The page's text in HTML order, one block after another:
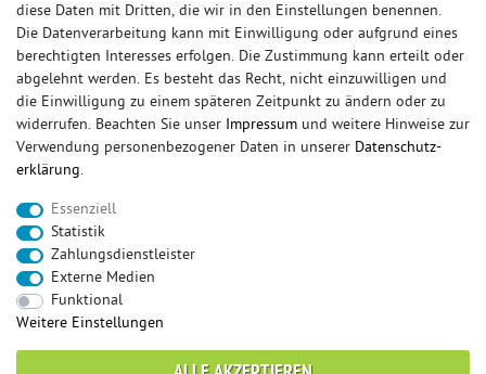
© Copyright 2026 Sportauspuff-Store.de - Alle Rechte vorbehalten.
Preisangaben inkl. gesetzlicher MwSt. und zzgl. Versandkosten
Das Internetportal für Sportendschalldämpfer, Komplettanlagen,
Rennsportanlagen, Sportendrohre, Universalteile, Fächerkrümmer,
Vorschalldämpfer, Sportkat, Ersatzrohr und Auspuffzubehör.
FOX, REMUS, FSW, FRIEDRICH MOTORSPORT, EISENMANN, ULTER
SPORT, NOVUS
sportauspuff sportkat
endrohr
downpipe
mittelschalldämpfer
fächerkrümmer
ulter vorschalldämpfer
diese Daten mit Dritten, die wir in den Einstellungen benennen.
Die Datenverarbeitung kann mit Einwilligung oder aufgrund eines
berechtigten Interesses erfolgen. Die Zustimmung kann erteilt oder
abgelehnt werden. Es besteht das Recht, nicht einzuwilligen und
die Einwilligung zu einem späteren Zeitpunkt zu ändern oder zu
widerrufen. Beachten Sie unser Impressum und weitere Hinweise zur
Verwendung personenbezogener Daten in unserer Daten­schutz­
erklärung.
Essenziell
Statistik
Zahlungsdienstleister
Externe Medien
Funktional
Weitere Einstellungen